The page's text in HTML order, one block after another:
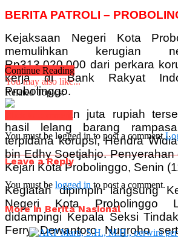
BERITA PATROLI –
Kejaksaan Negeri Kota
memulihkan kerugian
Rp313.020.000 dari perkara
kerja di Bank Rakyat
Probolinggo.
Uang ratusan juta rupiah
hasil lelang barang
terpidana korupsi, Hendra
bin Edhy Soetjahjo. Penyerahan
Kejari Kota Probolinggo, Senin
Kegiatan dipimpin langsung
Negeri Kota Probolinggo
didampingi Kepala Seksi
Ferry Dewantoro Nugroho
Continue Reading
You may also like...
Related Topics:
You must be logged in to post a comment
Leave a Reply
You must be logged in to post a comment.
More in Berita Nasional